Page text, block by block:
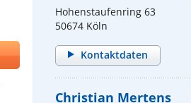
Hohenstaufenring 63
50674 Köln
Kontaktdaten
Christian Mertens